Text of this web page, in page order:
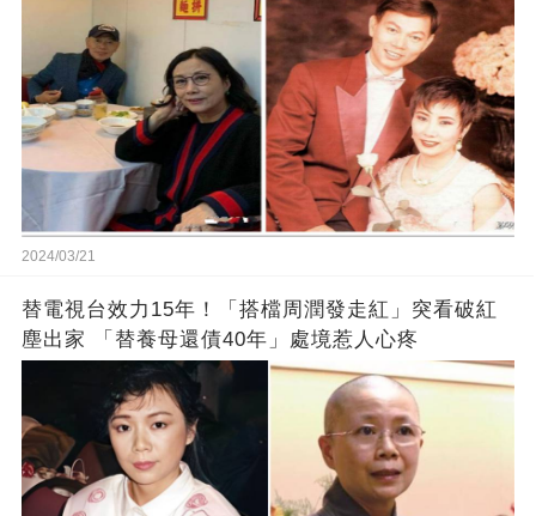
2024/03/21
替電視台效力15年！「搭檔周潤發走紅」突看破紅
塵出家 「替養母還債40年」處境惹人心疼